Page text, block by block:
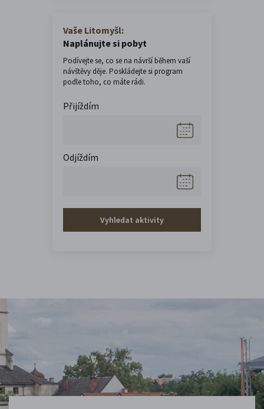
Vaše Litomyšl:
Naplánujte si pobyt
Podívejte se, co se na návrší během vaší
návštěvy děje. Poskládejte si program
podle toho, co máte rádi.
Přijíždím
Odjíždím
Vyhledat aktivity